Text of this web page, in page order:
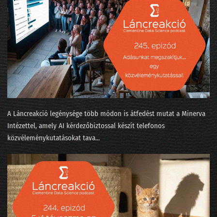
046 - Több-e reklámnál a metaverzum?
045 - Mi köze a szitakötő agyának az automatizált programozáshoz?
042 - Téli időszámítás az MI-naptárban
041 - Mit láttunk a kristálygömbben?
040 - Évvége, bambulás, világbéke
039 - Az adatbányászok moziba mennek
038 - Hydroinfo és cica-mining
037 - Nők az adatbányában
A Láncreakció legénysége több módon is átfedést mutat a Minerva
Intézettel, amely AI kérdezőbiztossal készít telefonos
közvéleménykutatásokat tava...